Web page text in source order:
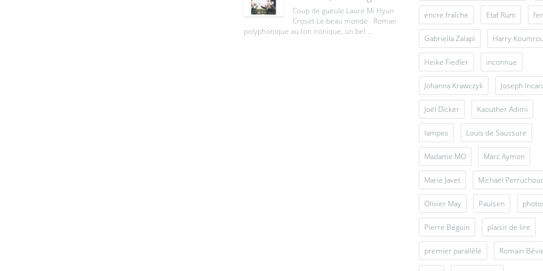
Coup de gueule Laure Mi Hyun
Croset Le beau monde Roman
polyphonique au ton ironique, un bel ...
encre fraîche Etaf Rum
Gabriella Zalapì Harry
Heike Fiedler inconnue
Johanna Krawczyk Joseph
Joël Dicker Kaouther Adimi
lampes Louis de Saussure
Madame MO Marc Aymon
Marie Javet Michaël
Olivier May Paulsen
Pierre Béguin plaisir de lire
premier parallèle Romain